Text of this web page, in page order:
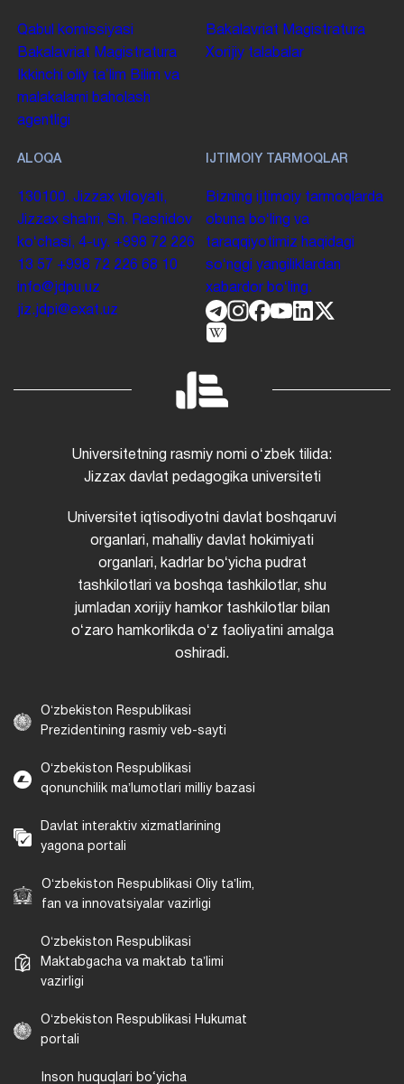
Qabul komissiyasi
Bakalavriat Magistratura
Ikkinchi oliy taʼlim Bilim va
malakalarni baholash
agentligi
Bakalavriat Magistratura
Xorijiy talabalar
ALOQA
130100. Jizzax viloyati,
Jizzax shahri, Sh. Rashidov
koʻchasi, 4-uy. +998 72 226
13 57 +998 72 226 68 10
info@jdpu.uz
jiz.jdpi@exat.uz
IJTIMOIY TARMOQLAR
Bizning ijtimoiy tarmoqlarda
obuna boʻling va
taraqqiyotimiz haqidagi
soʻnggi yangiliklardan
xabardor boʻling.
Universitetning rasmiy nomi oʻzbek tilida:
Jizzax davlat pedagogika universiteti
Universitet iqtisodiyotni davlat boshqaruvi
organlari, mahalliy davlat hokimiyati
organlari, kadrlar boʻyicha pudrat
tashkilotlari va boshqa tashkilotlar, shu
jumladan xorijiy hamkor tashkilotlar bilan
oʻzaro hamkorlikda oʻz faoliyatini amalga
oshiradi.
Oʻzbekiston Respublikasi
Prezidentining rasmiy veb-sayti
Oʻzbekiston Respublikasi
qonunchilik maʼlumotlari milliy bazasi
Davlat interaktiv xizmatlarining
yagona portali
Oʻzbekiston Respublikasi Oliy taʼlim,
fan va innovatsiyalar vazirligi
Oʻzbekiston Respublikasi
Maktabgacha va maktab taʼlimi
vazirligi
Oʻzbekiston Respublikasi Hukumat
portali
Inson huquqlari bo‘yicha